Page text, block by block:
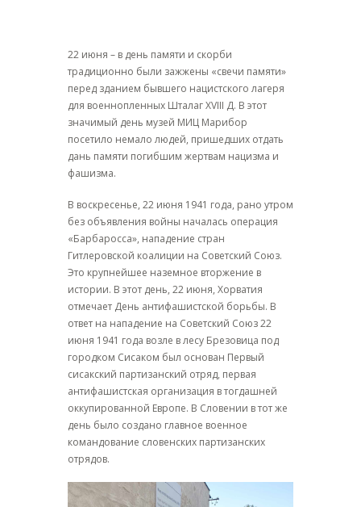
22 июня – в день памяти и скорби
традиционно были зажжены «свечи памяти»
перед зданием бывшего нацистского лагеря
для военнопленных Шталаг XVIII Д. В этот
значимый день музей МИЦ Марибор
посетило немало людей, пришедших отдать
дань памяти погибшим жертвам нацизма и
фашизма.
В воскресенье, 22 июня 1941 года, рано утром
без объявления войны началась операция
«Барбаросса», нападение стран
Гитлеровской коалиции на Советский Союз.
Это крупнейшее наземное вторжение в
истории. В этот день, 22 июня, Хорватия
отмечает День антифашистской борьбы. В
ответ на нападение на Советский Союз 22
июня 1941 года возле в лесу Брезовица под
городком Сисаком был основан Первый
сисакский партизанский отряд, первая
антифашистская организация в тогдашней
оккупированной Европе. В Словении в тот же
день было создано главное военное
командование словенских партизанских
отрядов.